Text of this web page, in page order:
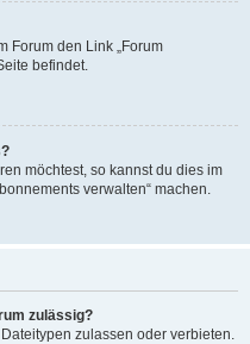
Forum den Link „Forum
befindet.
möchtest, so kannst du dies im
verwalten“ machen.
zulässig?
zulassen oder verbieten.